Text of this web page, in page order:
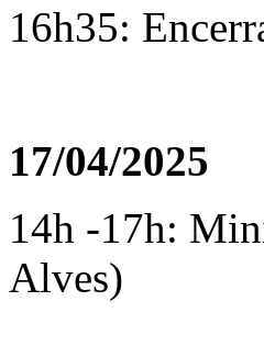
16h35:
17/04/2025
14h -17h:
Alves)